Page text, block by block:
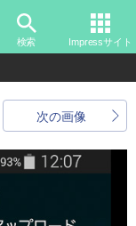
検索 Impressサイト
次の画像